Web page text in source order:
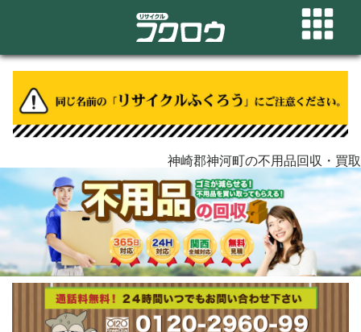
神崎郡神河町の不用品回収・買取